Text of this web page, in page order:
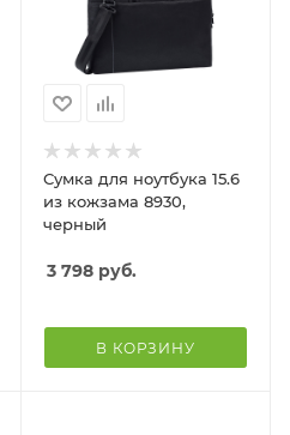
Сумка для ноутбука 15.6
из кожзама 8930,
черный
3 798 руб.
В КОРЗИНУ